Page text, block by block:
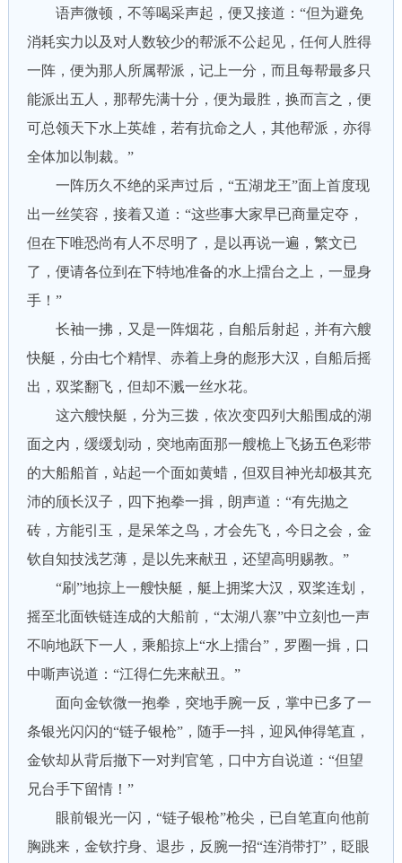
语声微顿，不等喝采声起，便又接道：“但为避免
消耗实力以及对人数较少的帮派不公起见，任何人胜得
一阵，便为那人所属帮派，记上一分，而且每帮最多只
能派出五人，那帮先满十分，便为最胜，换而言之，便
可总领天下水上英雄，若有抗命之人，其他帮派，亦得
全体加以制裁。”
一阵历久不绝的采声过后，“五湖龙王”面上首度现
出一丝笑容，接着又道：“这些事大家早已商量定夺，
但在下唯恐尚有人不尽明了，是以再说一遍，繁文已
了，便请各位到在下特地准备的水上擂台之上，一显身
手！”
长袖一拂，又是一阵烟花，自船后射起，并有六艘
快艇，分由七个精悍、赤着上身的彪形大汉，自船后摇
出，双桨翻飞，但却不溅一丝水花。
这六艘快艇，分为三拨，依次变四列大船围成的湖
面之内，缓缓划动，突地南面那一艘桅上飞扬五色彩带
的大船船首，站起一个面如黄蜡，但双目神光却极其充
沛的颀长汉子，四下抱拳一揖，朗声道：“有先抛之
砖，方能引玉，是呆笨之鸟，才会先飞，今日之会，金
钦自知技浅艺薄，是以先来献丑，还望高明赐教。”
“刷”地掠上一艘快艇，艇上拥桨大汉，双桨连划，
摇至北面铁链连成的大船前，“太湖八寨”中立刻也一声
不响地跃下一人，乘船掠上“水上擂台”，罗圈一揖，口
中嘶声说道：“江得仁先来献丑。”
面向金钦微一抱拳，突地手腕一反，掌中已多了一
条银光闪闪的“链子银枪”，随手一抖，迎风伸得笔直，
金钦却从背后撤下一对判官笔，口中方自说道：“但望
兄台手下留情！”
眼前银光一闪，“链子银枪”枪尖，已自笔直向他前
胸跳来，金钦拧身、退步，反腕一招“连消带打”，眨眼